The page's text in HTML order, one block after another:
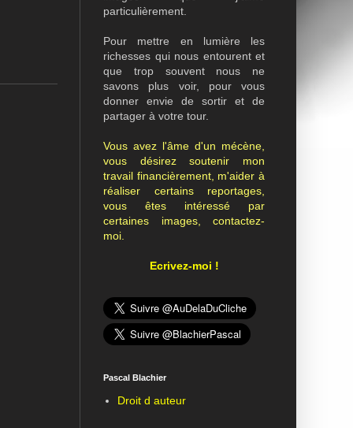
particulièrement.
Pour mettre en lumière les
richesses qui nous entourent et
que trop souvent nous ne
savons plus voir, pour vous
donner envie de sortir et de
partager à votre tour.
Vous avez l'âme d'un mécène,
vous désirez soutenir mon
travail financièrement, m'aider à
réaliser certains reportages,
vous êtes intéressé par
certaines images, contactez-
moi.
Ecrivez-moi !
Pascal Blachier
Droit d auteur